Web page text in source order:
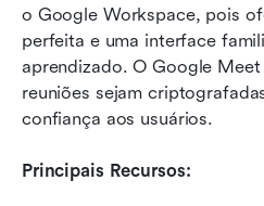
o Google Workspace, pois
perfeita e uma interface
aprendizado. O Google
reuniões sejam
confiança aos usuários.
Principais Recursos: